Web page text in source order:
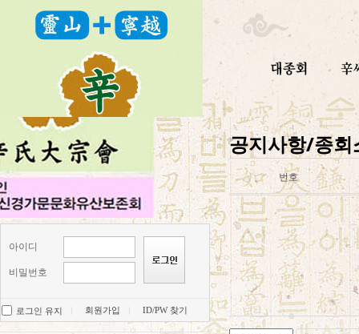
아이디
비밀번호
로그인 유지 회원가입 ID/PW 찾기
공지사항/종회
번호